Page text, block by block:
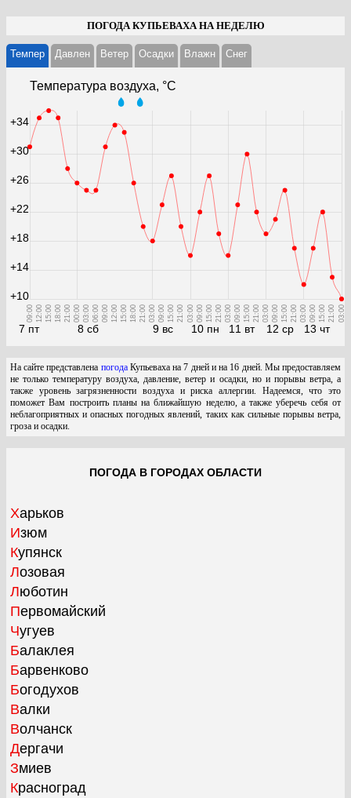
ПОГОДА КУПЬЕВАХА НА НЕДЕЛЮ
Темпер Давлен Ветер Осадки Влажн Cнег
Температура воздуха, °С
7 пт
09:00 12:00 15:00 18:00 21:00
8 сб
00:00 03:00 06:00 09:00 12:00 15:00 18:00 21:00
9 вс
03:00 09:00 15:00 21:00
10 пн
03:00 09:00 15:00 21:00
11 вт
03:00 09:00 15:00 21:00
12 ср
03:00 09:00 15:00 21:00
13 чт
03:00 09:00 15:00 21:00 03:00
+10
+14
+18
+22
+26
+30
+34
На сайте представлена погодаКупьеваха на 7 дней и на 16 дней. Мы предоставляем
не только температуру воздуха, давление, ветер и осадки, но и порывы ветра, а
также уровень загрязненности воздуха и риска аллергии. Надеемся, что это
поможет Вам построить планы на ближайшую неделю, а также уберечь себя от
неблагоприятных и опасных погодных явлений, таких как сильные порывы ветра,
гроза и осадки.
ПОГОДА В ГОРОДАХ ОБЛАСТИ
Харьков
Изюм
Купянск
Лозовая
Люботин
Первомайский
Чугуев
Балаклея
Барвенково
Богодухов
Валки
Волчанск
Дергачи
Змиев
Красноград